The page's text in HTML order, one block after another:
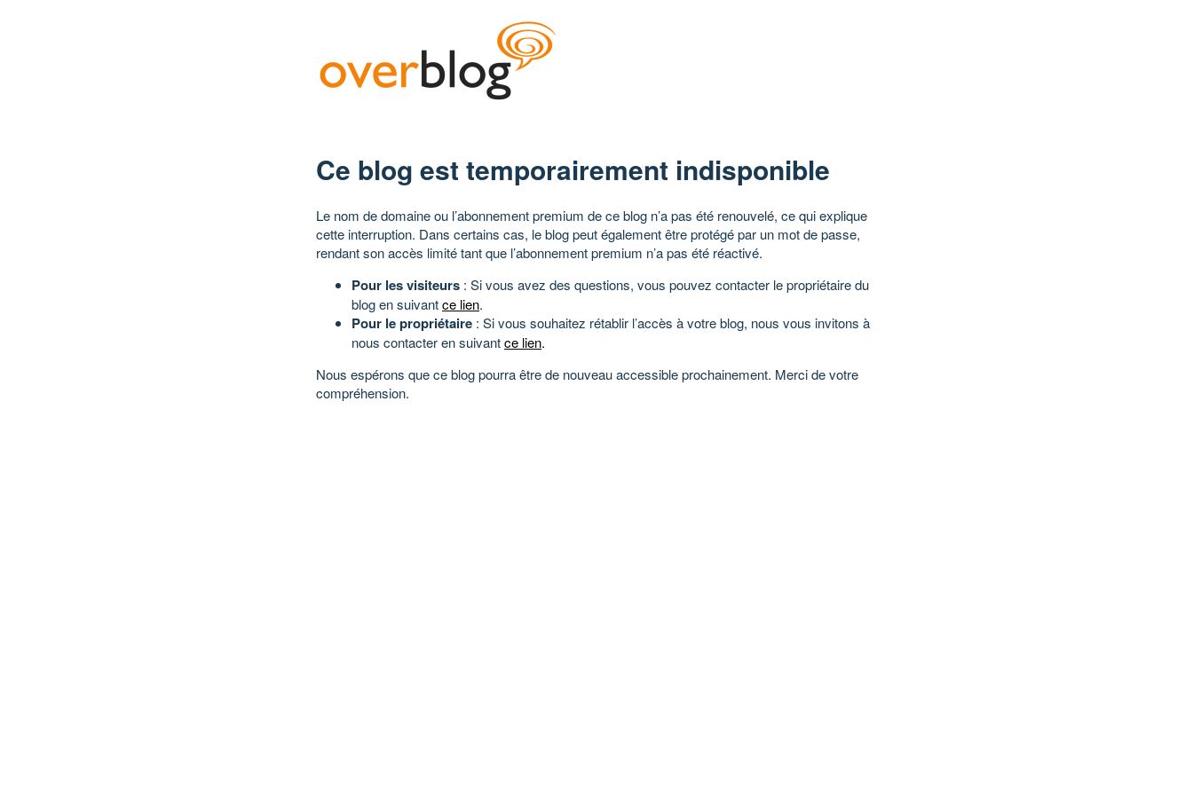
Ce blog est temporairement indisponible
Le nom de domaine ou l’abonnement premium de ce blog n’a pas été renouvelé, ce qui explique
cette interruption. Dans certains cas, le blog peut également être protégé par un mot de passe,
rendant son accès limité tant que l’abonnement premium n’a pas été réactivé.
Pour les visiteurs : Si vous avez des questions, vous pouvez contacter le propriétaire du
blog en suivantce lien.
Pour le propriétaire : Si vous souhaitez rétablir l’accès à votre blog, nous vous invitons à
nous contacter en suivantce lien.
Nous espérons que ce blog pourra être de nouveau accessible prochainement. Merci de votre
compréhension.